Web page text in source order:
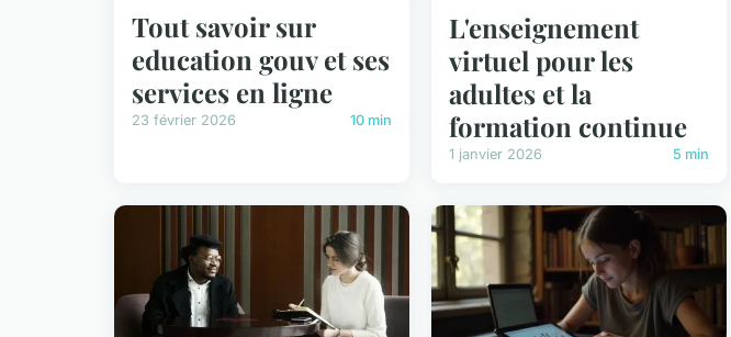
Tout savoir sur
education gouv et ses
services en ligne
23 février 2026 10 min
L'enseignement
virtuel pour les
adultes et la
formation continue
1 janvier 2026 5 min